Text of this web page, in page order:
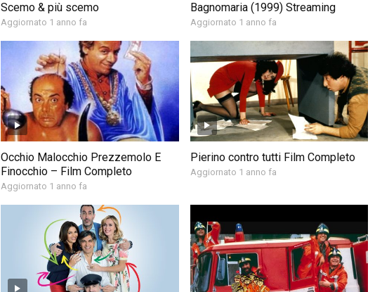
Scemo & più scemo
Aggiornato 1 anno fa
Bagnomaria (1999) Streaming
Aggiornato 1 anno fa
Occhio Malocchio Prezzemolo E
Finocchio – Film Completo
Aggiornato 1 anno fa
Pierino contro tutti Film Completo
Aggiornato 1 anno fa